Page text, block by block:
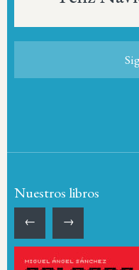
Nuestros libros
← →